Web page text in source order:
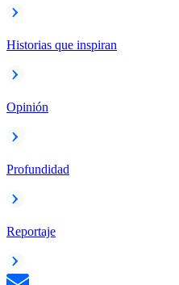
Historias que inspiran
Opinión
Profundidad
Reportaje